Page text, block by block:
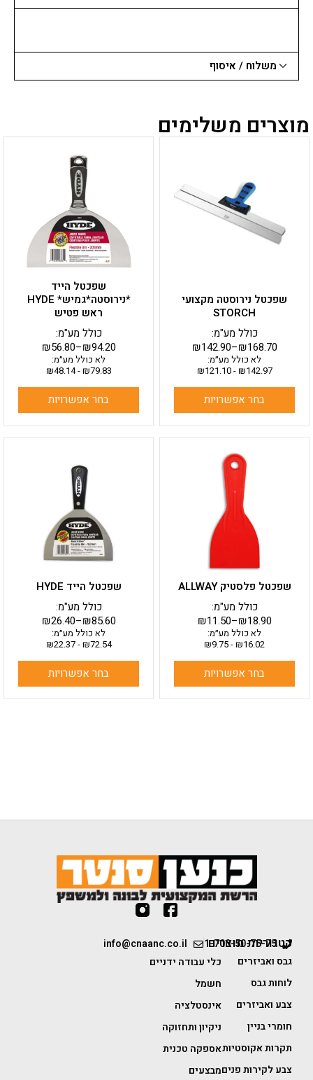
''7
משלוח / איסוף
מוצרים משלימים
שפכטל נירוסטה מקצועי
STORCH
₪142.90–₪168.70
כולל מע"מ:
לא כולל מע״מ:
₪142.97
-
₪121.10
בחר אפשרויות
סוגים.
ניתן
שפכטל הייד
*נירוסטה*גמיש* HYDE
ראש פטיש
₪56.80–₪94.20
כולל מע"מ:
לא כולל מע״מ:
₪79.83
-
₪48.14
בחר אפשרויות
זה
יש
מספר
סוגים.
ניתן
לבחור
את
האפשרויות
המוצר
שפכטל פלסטיק ALLWAY
₪11.50–₪18.90
כולל מע"מ:
לא כולל מע״מ:
₪16.02
-
₪9.75
בחר אפשרויות
זה
יש
מספר
סוגים.
ניתן
לבחור
האפשרויות
המוצר
שפכטל הייד HYDE
₪26.40–₪85.60
כולל מע"מ:
לא כולל מע״מ:
₪72.54
-
₪22.37
בחר אפשרויות
יש
מספר
סוגים.
ניתן
לבחור
את
האפשרויות
המוצר
1-700-50-75-75
info@cnaanc.co.il קטגוריות מוצרים
גבס ואביזרים
לוחות גבס
צבע ואביזרים
חומרי בניין
תקרות אקוסטיות
צבע לקירות פנים
כלי עבודה ידניים
חשמל
אינסטלציה
ניקיון ותחזוקה
אספקה טכנית
מבצעים